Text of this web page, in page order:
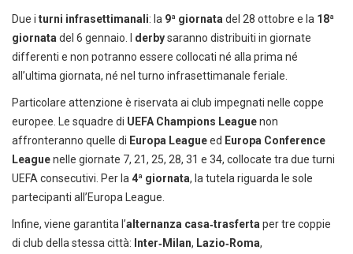
Due i turni infrasettimanali: la 9ª giornatadel 28 ottobre e la 18ª
giornatadel 6 gennaio. I derbysaranno distribuiti in giornate
differenti e non potranno essere collocati né alla prima né
all’ultima giornata, né nel turno infrasettimanale feriale.
Particolare attenzione è riservata ai club impegnati nelle coppe
europee. Le squadre di UEFA Champions Leaguenon
affronteranno quelle di Europa Leagueed Europa Conference
Leaguenelle giornate 7, 21, 25, 28, 31 e 34, collocate tra due turni
UEFA consecutivi. Per la4ª giornata, la tutela riguarda le sole
partecipanti all’Europa League.
Infine, viene garantita l’alternanza casa‑trasfertaper tre coppie
di club della stessa città: Inter‑Milan, Lazio‑Roma,